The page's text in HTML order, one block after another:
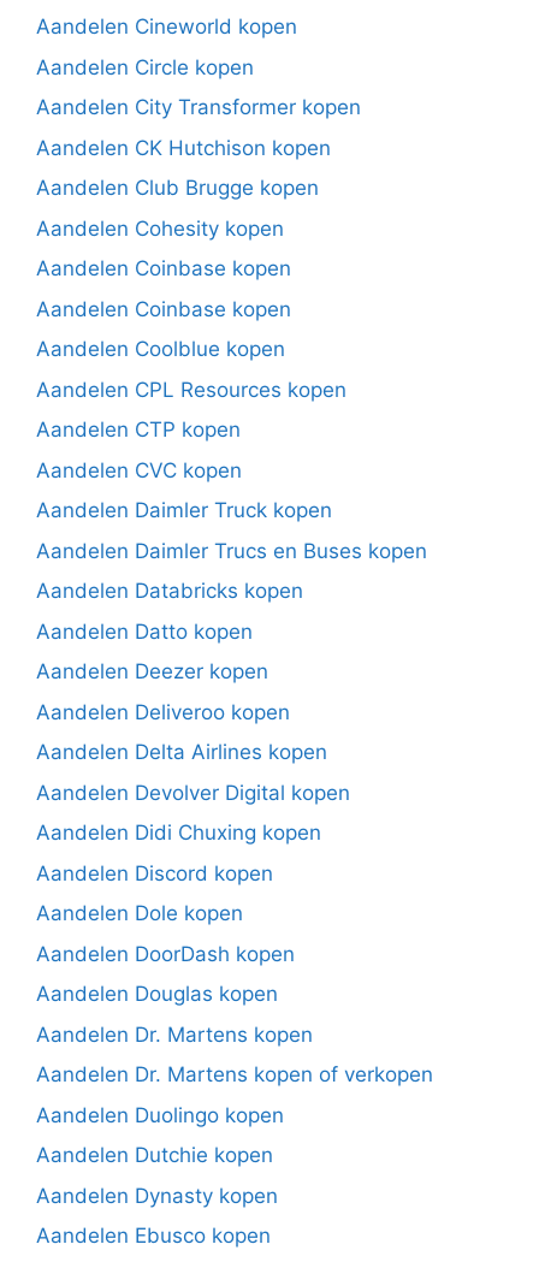
Aandelen Cineworld kopen
Aandelen Circle kopen
Aandelen City Transformer kopen
Aandelen CK Hutchison kopen
Aandelen Club Brugge kopen
Aandelen Cohesity kopen
Aandelen Coinbase kopen
Aandelen Coinbase kopen
Aandelen Coolblue kopen
Aandelen CPL Resources kopen
Aandelen CTP kopen
Aandelen CVC kopen
Aandelen Daimler Truck kopen
Aandelen Daimler Trucs en Buses kopen
Aandelen Databricks kopen
Aandelen Datto kopen
Aandelen Deezer kopen
Aandelen Deliveroo kopen
Aandelen Delta Airlines kopen
Aandelen Devolver Digital kopen
Aandelen Didi Chuxing kopen
Aandelen Discord kopen
Aandelen Dole kopen
Aandelen DoorDash kopen
Aandelen Douglas kopen
Aandelen Dr. Martens kopen
Aandelen Dr. Martens kopen of verkopen
Aandelen Duolingo kopen
Aandelen Dutchie kopen
Aandelen Dynasty kopen
Aandelen Ebusco kopen